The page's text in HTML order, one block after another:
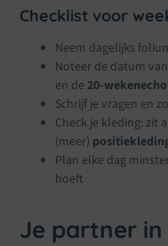
Checklist voor
Neem dagelijks
Noteer de datum
en de20-wekenecho
Schrijf je vragen en
Check je kleding: zit
(meer)
Plan elke dag
hoeft
Je partner in